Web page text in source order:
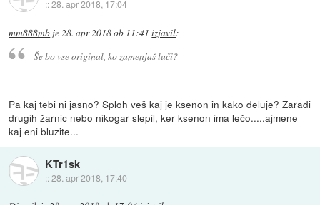
::28. apr 2018, 17:04
mm888mb je28. apr 2018 ob 11:41 izjavil:
Še bo vse original, ko zamenjaš luči?
Pa kaj tebi ni jasno? Sploh veš kaj je ksenon in kako deluje? Zaradi
drugih žarnic nebo nikogar slepil, ker ksenon ima lečo.....ajmene
kaj eni bluzite...
KTr1sk
::28. apr 2018, 17:40